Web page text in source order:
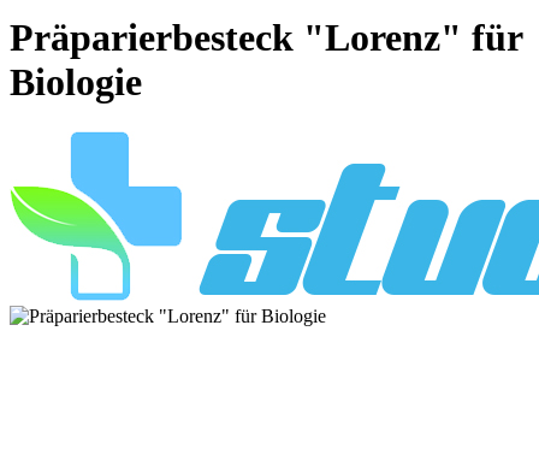
Präparierbesteck "Lorenz" für
Biologie